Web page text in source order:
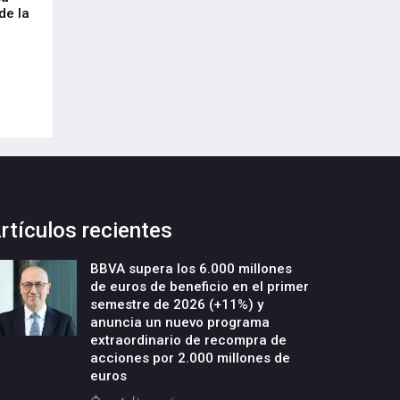
la
recientes
BBVA supera los 6.000 millones
de euros de beneficio en el primer
semestre de 2026 (+11%) y
anuncia un nuevo programa
extraordinario de recompra de
acciones por 2.000 millones de
euros